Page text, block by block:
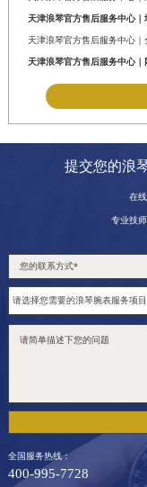
天津浪琴官方售后服务中心｜
天津浪琴官方售后服务中心｜
天津浪琴官方售后服务中心｜
提交您的浪
在
专业技
全国服务热线：
400-995-7728